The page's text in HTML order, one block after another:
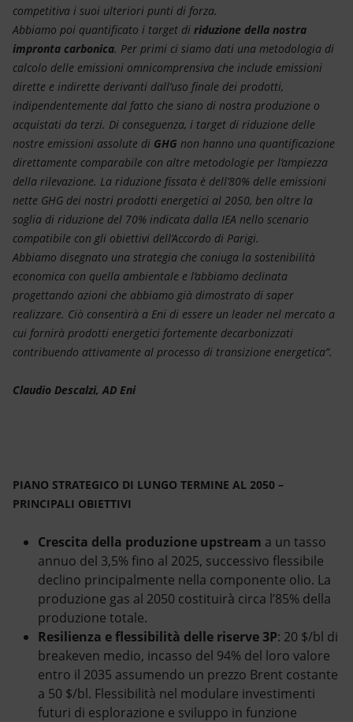
competitiva i suoi ulteriori punti di forza.
Abbiamo poi quantificato i target di riduzione della nostra
impronta carbonica. Per primi ci siamo dati una metodologia di
calcolo delle emissioni omnicomprensiva che include emissioni
dirette e indirette derivanti dall’uso finale dei prodotti,
indipendentemente dal fatto che siano di nostra produzione o
acquistati da terzi. Di conseguenza, i target di riduzione delle
nostre emissioni assolute di GHG non hanno una quantificazione
direttamente comparabile con altre metodologie per l’ampiezza
della rilevazione. La riduzione fissata è dell’80% delle emissioni
nette GHG dei nostri prodotti energetici al 2050, ben oltre la
soglia di riduzione del 70% indicata dalla IEA nello scenario
compatibile con gli obiettivi dell’Accordo di Parigi.
Abbiamo disegnato una strategia che coniuga la sostenibilità
economica con quella ambientale e l’abbiamo declinata
progettando azioni che abbiamo già dimostrato di saper
realizzare. Ciò consentirà a Eni di essere un leader nel mercato a
cui fornirà prodotti energetici fortemente decarbonizzati
contribuendo attivamente al processo di transizione energetica”.
Claudio Descalzi, AD Eni
PIANO STRATEGICO DI LUNGO TERMINE AL 2050 –
PRINCIPALI OBIETTIVI
Crescita della produzione upstream a un tasso
annuo del 3,5% fino al 2025, successivo flessibile
declino principalmente nella componente olio. La
produzione gas al 2050 costituirà circa l’85% della
produzione totale.
Resilienza e flessibilità delle riserve 3P: 20 $/bl di
breakeven medio, incasso del 94% del loro valore
entro il 2035 assumendo un prezzo Brent costante
a 50 $/bl. Flessibilità nel modulare investimenti
futuri di esplorazione e sviluppo in funzione